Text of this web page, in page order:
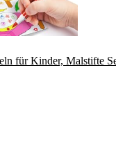
für Kinder, Malstifte